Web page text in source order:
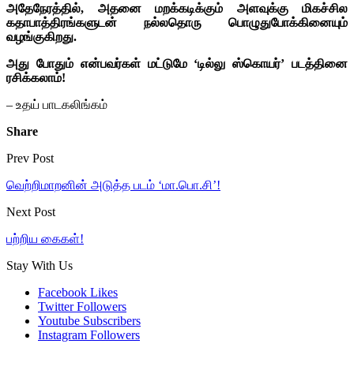
அதேநேரத்தில், அதனை மறக்கடிக்கும் அளவுக்கு மிகச்சில
கதாபாத்திரங்களுடன் நல்லதொரு பொழுதுபோக்கினையும்
வழங்குகிறது.
அது போதும் என்பவர்கள் மட்டுமே ‘டில்லு ஸ்கொயர்’ படத்தினை
ரசிக்கலாம்!
– உதய் பாடகலிங்கம்
Share
Prev Post
வெற்றிமாறனின் அடுத்த படம் ‘மா.பொ.சி’!
Next Post
பற்றிய கைகள்!
Stay With Us
Facebook Likes
Twitter Followers
Youtube Subscribers
Instagram Followers